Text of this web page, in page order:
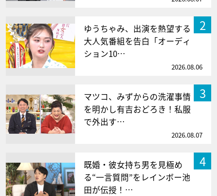
2
ゆうちゃみ、出演を熱望する
大人気番組を告白「オーディ
ション10…
2026.08.06
3
マツコ、みずからの洗濯事情
を明かし有吉おどろき！私服
で外出す…
2026.08.07
4
既婚・彼女持ち男を見極め
る“一言質問”をレインボー池
田が伝授！…